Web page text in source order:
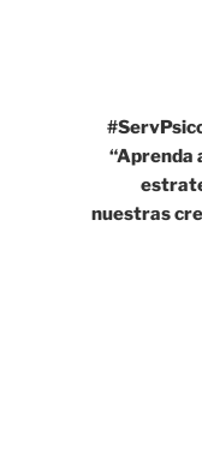
“Aprenda
nuestras